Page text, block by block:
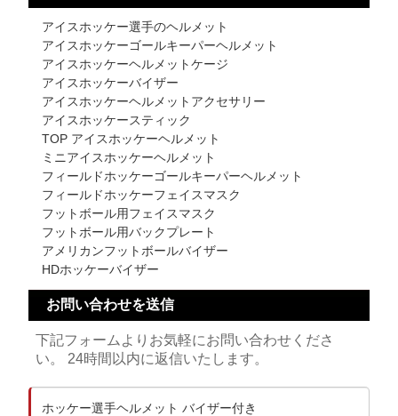
アイスホッケー選手のヘルメット
アイスホッケーゴールキーパーヘルメット
アイスホッケーヘルメットケージ
アイスホッケーバイザー
アイスホッケーヘルメットアクセサリー
アイスホッケースティック
TOP アイスホッケーヘルメット
ミニアイスホッケーヘルメット
フィールドホッケーゴールキーパーヘルメット
フィールドホッケーフェイスマスク
フットボール用フェイスマスク
フットボール用バックプレート
アメリカンフットボールバイザー
HDホッケーバイザー
お問い合わせを送信
下記フォームよりお気軽にお問い合わせくださ
い。 24時間以内に返信いたします。